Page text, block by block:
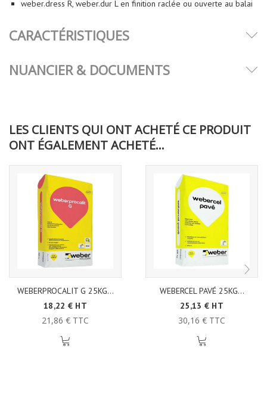
weber.dress R, weber.dur L en finition raclée ou ouverte au balai
CARACTÉRISTIQUES
NUANCIER & DOCUMENTS
LES CLIENTS QUI ONT ACHETÉ CE PRODUIT
ONT ÉGALEMENT ACHETÉ...
WEBERPROCALIT G 25KG...
18,22 € HT
21,86 € TTC
WEBERCEL PAVÉ 25KG...
25,13 € HT
30,16 € TTC